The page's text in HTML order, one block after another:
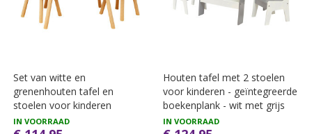
Set van witte en
grenenhouten tafel en
stoelen voor kinderen
IN VOORRAAD
Houten tafel met 2 stoelen
voor kinderen - geïntegreerde
boekenplank - wit met grijs
IN VOORRAAD